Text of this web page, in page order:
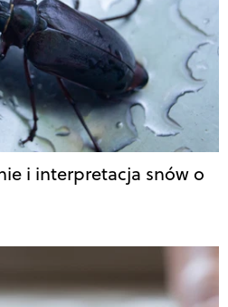
i interpretacja snów o